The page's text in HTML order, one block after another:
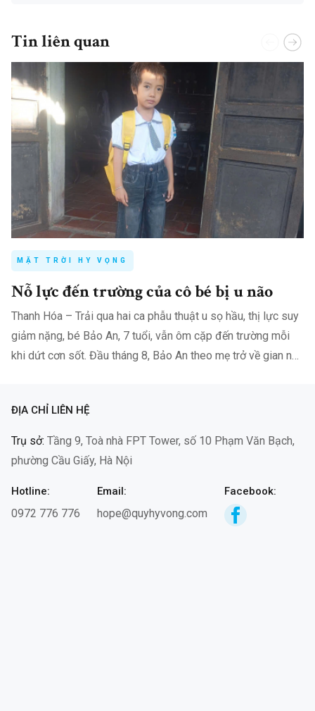
Tin liên quan
MẶT TRỜI HY VỌNG
Nỗ lực đến trường của cô bé bị u não
Thanh Hóa – Trải qua hai ca phẫu thuật u sọ hầu, thị lực suy
giảm nặng, bé Bảo An, 7 tuổi, vẫn ôm cặp đến trường mỗi
khi dứt cơn sốt. Đầu tháng 8, Bảo An theo mẹ trở về gian nhà
ĐỊA CHỈ LIÊN HỆ
Trụ sở: Tầng 9, Toà nhà FPT Tower, số 10 Phạm Văn Bạch,
phường Cầu Giấy, Hà Nội
Hotline:
0972 776 776
Email:
hope@quyhyvong.com
Facebook: